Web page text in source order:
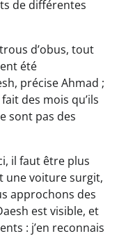
de différentes
d’obus, tout
été
précise Ahmad ;
fait des mois qu’ils
sont pas des
il faut être plus
une voiture surgit,
approchons des
est visible, et
: j’en reconnais